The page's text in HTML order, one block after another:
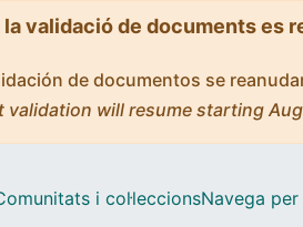
validació de documents es
de documentos se
will resume starting
i col·leccionsNavega